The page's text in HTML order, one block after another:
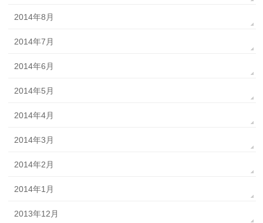
2014年8月
2014年7月
2014年6月
2014年5月
2014年4月
2014年3月
2014年2月
2014年1月
2013年12月